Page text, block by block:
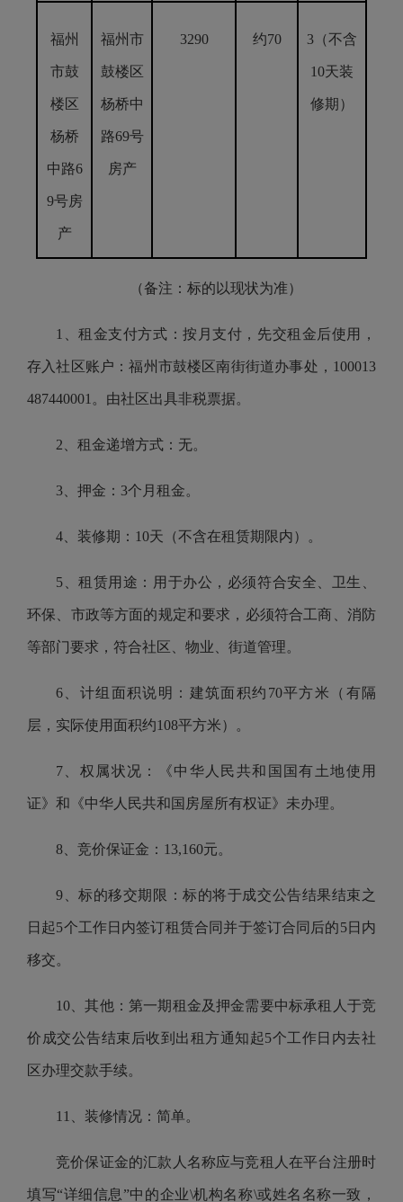
福州
市鼓
楼区
杨桥
中路6
9号房
产
福州市
鼓楼区
杨桥中
路69号
房产
3290 约70 3（不含
10天装
修期）
（备注：标的以现状为准）
1、租金支付方式：按月支付，先交租金后使用，
存入社区账户：福州市鼓楼区南街街道办事处，100013
487440001。由社区出具非税票据。
2、租金递增方式：无。
3、押金：3个月租金。
4、装修期：10天（不含在租赁期限内）。
5、租赁用途：用于办公，必须符合安全、卫生、
环保、市政等方面的规定和要求，必须符合工商、消防
等部门要求，符合社区、物业、街道管理。
6、计组面积说明：建筑面积约70平方米（有隔
层，实际使用面积约108平方米）。
7、权属状况：《中华人民共和国国有土地使用
证》和《中华人民共和国房屋所有权证》未办理。
8、竞价保证金：13,160元。
9、标的移交期限：标的将于成交公告结果结束之
日起5个工作日内签订租赁合同并于签订合同后的5日内
移交。
10、其他：第一期租金及押金需要中标承租人于竞
价成交公告结束后收到出租方通知起5个工作日内去社
区办理交款手续。
11、装修情况：简单。
竞价保证金的汇款人名称应与竞租人在平台注册时
填写“详细信息”中的企业\机构名称\或姓名名称一致，